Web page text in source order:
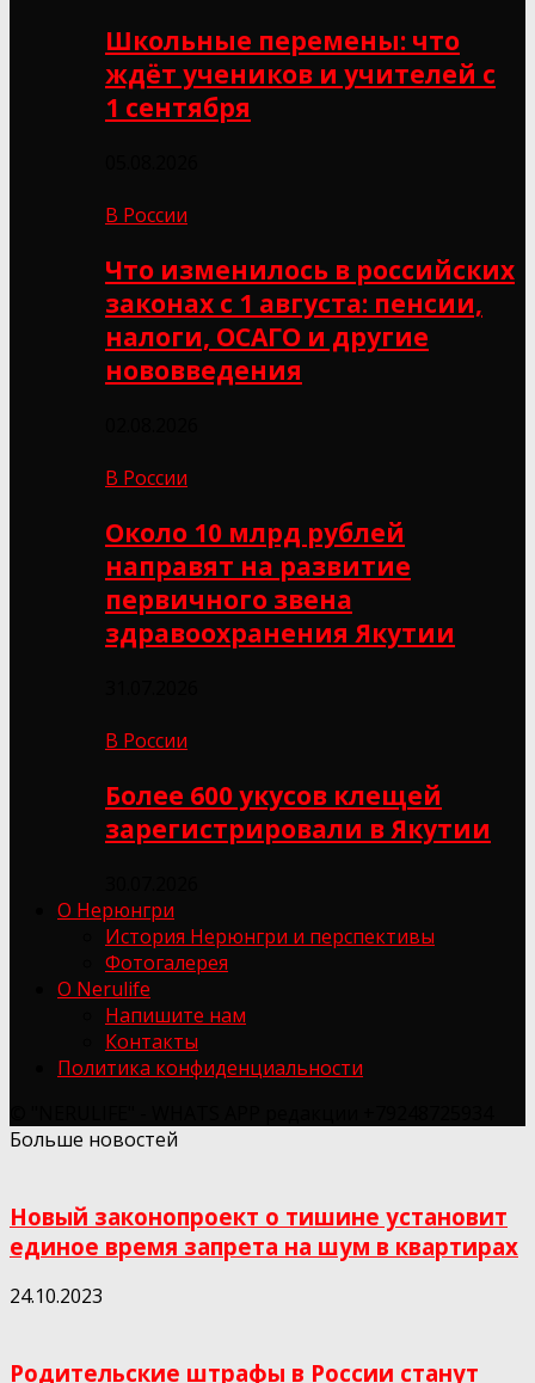
Школьные перемены: что
ждёт учеников и учителей с
1 сентября
В России
Что изменилось в российских
законах с 1 августа: пенсии,
налоги, ОСАГО и другие
нововведения
В России
Около 10 млрд рублей
направят на развитие
первичного звена
здравоохранения Якутии
В России
Более 600 укусов клещей
зарегистрировали в Якутии
О Нерюнгри
История Нерюнгри и перспективы
Фотогалерея
О Nerulife
Напишите нам
Контакты
Политика конфиденциальности
Больше новостей
Новый законопроект о тишине установит
единое время запрета на шум в квартирах
24.10.2023
Родительские штрафы в России станут